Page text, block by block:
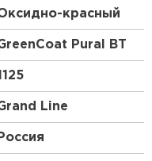
красный
Pural BT
Line
Россия